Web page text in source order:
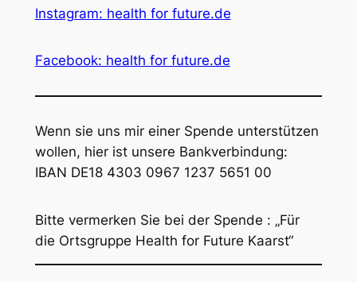
Instagram: health for future.de
Facebook: health for future.de
Wenn sie uns mir einer Spende unterstützen
wollen, hier ist unsere Bankverbindung:
IBAN DE18 4303 0967 1237 5651 00
Bitte vermerken Sie bei der Spende : „Für
die Ortsgruppe Health for Future Kaarst“